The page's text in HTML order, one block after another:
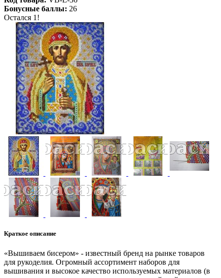
Бонусные баллы: 26
Остался 1!
Краткое описание
«Вышиваем бисером» - известный бренд на рынке товаров
для рукоделия. Огромный ассортимент наборов для
вышивания и высокое качество используемых материалов (в